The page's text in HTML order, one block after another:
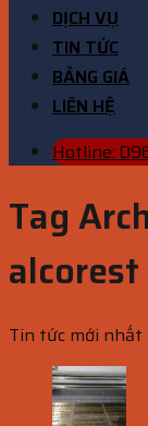
DỊCH VỤ
TIN TỨC
BẢNG GIÁ
LIÊN HỆ
Hotline:
Tag
alcorest
Tin tức mới nhất